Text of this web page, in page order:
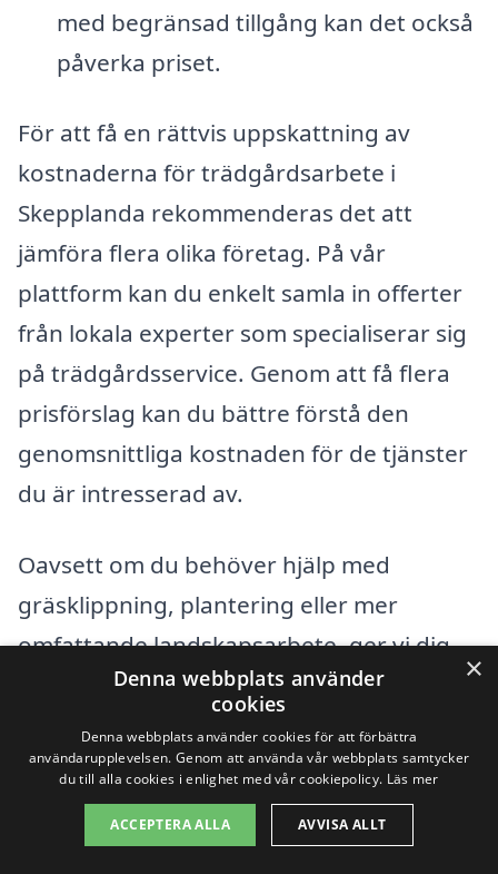
med begränsad tillgång kan det också
påverka priset.
För att få en rättvis uppskattning av
kostnaderna för trädgårdsarbete i
Skepplanda rekommenderas det att
jämföra flera olika företag. På vår
plattform kan du enkelt samla in offerter
från lokala experter som specialiserar sig
på trädgårdsservice. Genom att få flera
prisförslag kan du bättre förstå den
genomsnittliga kostnaden för de tjänster
du är intresserad av.
Oavsett om du behöver hjälp med
gräsklippning, plantering eller mer
omfattande landskapsarbete, ger vi dig
en översikt över de företag som kan
tillgodose dina behov. Genom att vara
välinformerad kan du fatta det bästa
beslutet och få det trädgårdsarbete i
Skepplanda som passar just dig.
×
Denna webbplats använder
cookies
Denna webbplats använder cookies för att förbättra
användarupplevelsen. Genom att använda vår webbplats samtycker
du till alla cookies i enlighet med vår cookiepolicy. Läs mer
ACCEPTERA ALLA AVVISA ALLT